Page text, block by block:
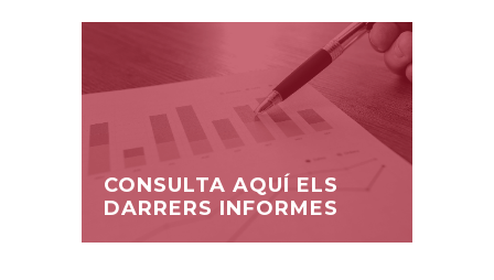
CONSULTA AQUÍ ELS
DARRERS INFORMES